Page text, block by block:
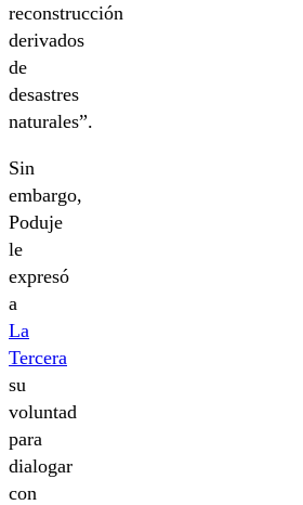
reconstrucción
derivados
de
desastres
naturales”.
Sin
embargo,
Poduje
le
expresó
a
La
Tercera
su
voluntad
para
dialogar
con